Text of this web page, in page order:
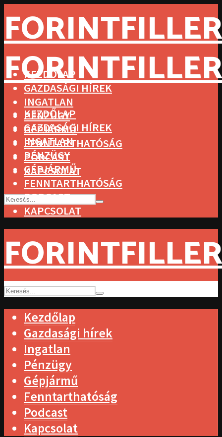
KEZDŐLAP
GAZDASÁGI HÍREK
INGATLAN
PÉNZÜGY
GÉPJÁRMŰ
FENNTARTHATÓSÁG
PODCAST
KAPCSOLAT
KEZDŐLAP
GAZDASÁGI HÍREK
INGATLAN
PÉNZÜGY
GÉPJÁRMŰ
FENNTARTHATÓSÁG
PODCAST
KAPCSOLAT
Kezdőlap
Gazdasági hírek
Ingatlan
Pénzügy
Gépjármű
Fenntarthatóság
Podcast
Kapcsolat